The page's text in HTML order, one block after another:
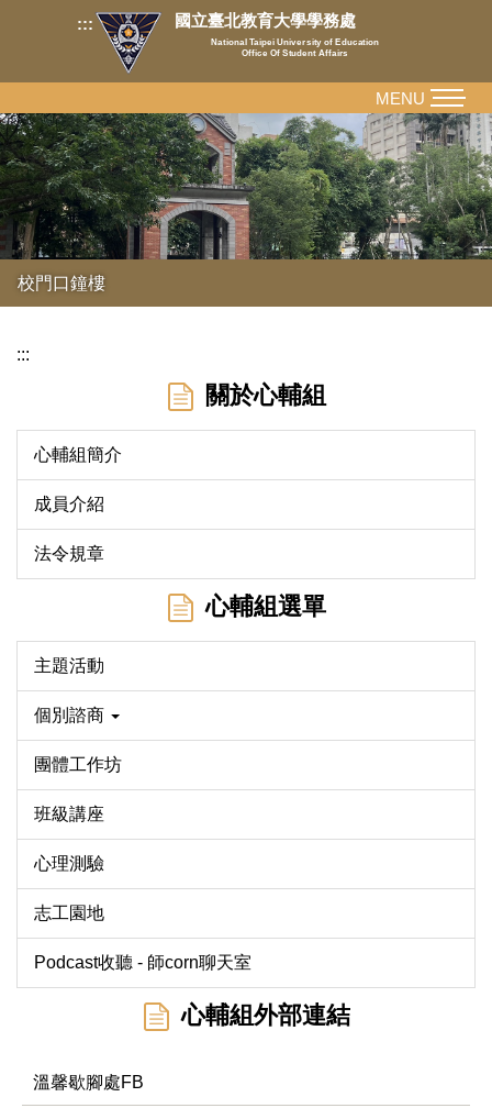
內
容
區
::: 國立臺北教育大學學務處
National Taipei University of Education
Office Of Student Affairs
校門口鐘樓
MENU
:::
關於心輔組
心輔組簡介
成員介紹
法令規章
心輔組選單
主題活動
個別諮商
團體工作坊
班級講座
心理測驗
志工園地
Podcast收聽 - 師corn聊天室
心輔組外部連結
溫馨歇腳處FB